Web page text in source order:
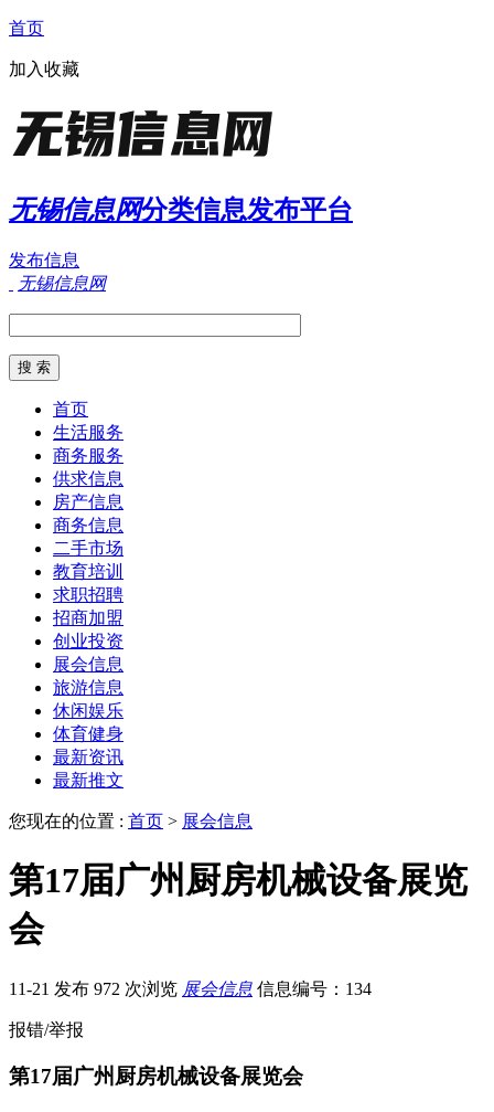
首页
加入收藏
无锡信息网分类信息发布平台
发布信息
无锡信息网
首页
生活服务
商务服务
供求信息
房产信息
商务信息
二手市场
教育培训
求职招聘
招商加盟
创业投资
展会信息
旅游信息
休闲娱乐
体育健身
最新资讯
最新推文
您现在的位置 : 首页 > 展会信息
第17届广州厨房机械设备展览
会
11-21 发布 972 次浏览 展会信息 信息编号：134
报错/举报
第17届广州厨房机械设备展览会